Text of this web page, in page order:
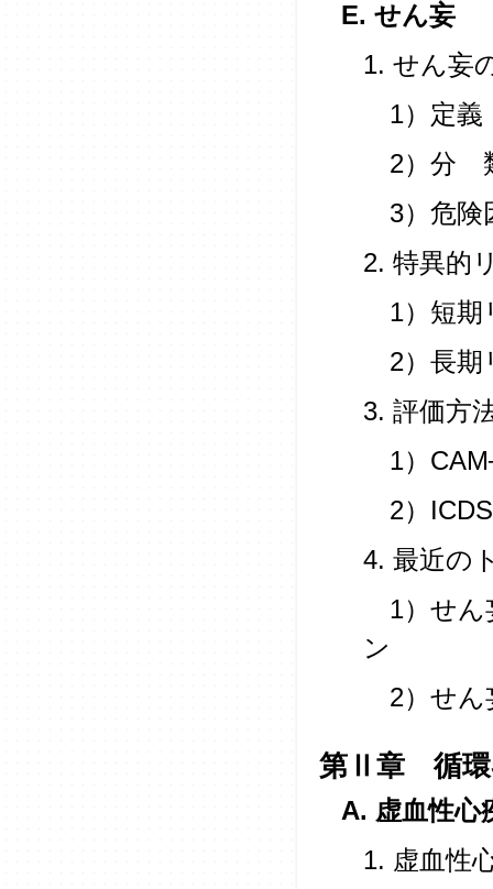
E. せん妄
1. せん妄
1）定義
2）分
3）危険
2. 特異的
1）短期
2）長期
3. 評価方
1）
2）
4. 最近の
1）せん
ン
2）せん
第Ⅱ章 循環
A. 虚血性心
1. 虚血性